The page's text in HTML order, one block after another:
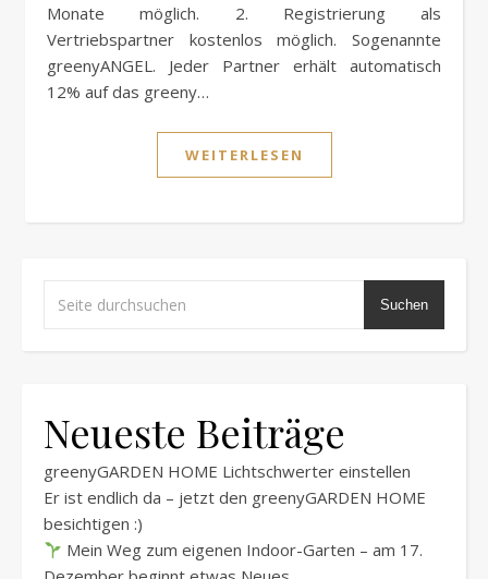
Monate möglich. 2. Registrierung als
Vertriebspartner kostenlos möglich. Sogenannte
greenyANGEL. Jeder Partner erhält automatisch
12% auf das greeny…
WEITERLESEN
Suchen
Neueste Beiträge
greenyGARDEN HOME Lichtschwerter einstellen
Er ist endlich da – jetzt den greenyGARDEN HOME
besichtigen :)
Mein Weg zum eigenen Indoor-Garten – am 17.